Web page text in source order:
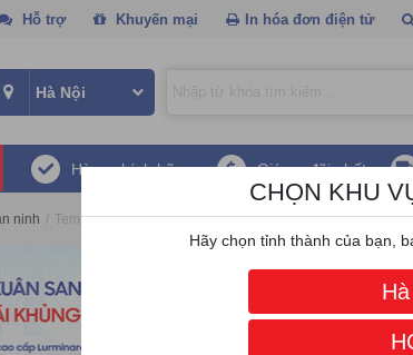
Hỗ trợ Khuyến mại In hóa đơn điện tử
Hàng chính hãng Giá ưu đãi nhất
ninh / Tem từ
CHỌN KHU
Hãy chọn tỉnh thành của bạn,